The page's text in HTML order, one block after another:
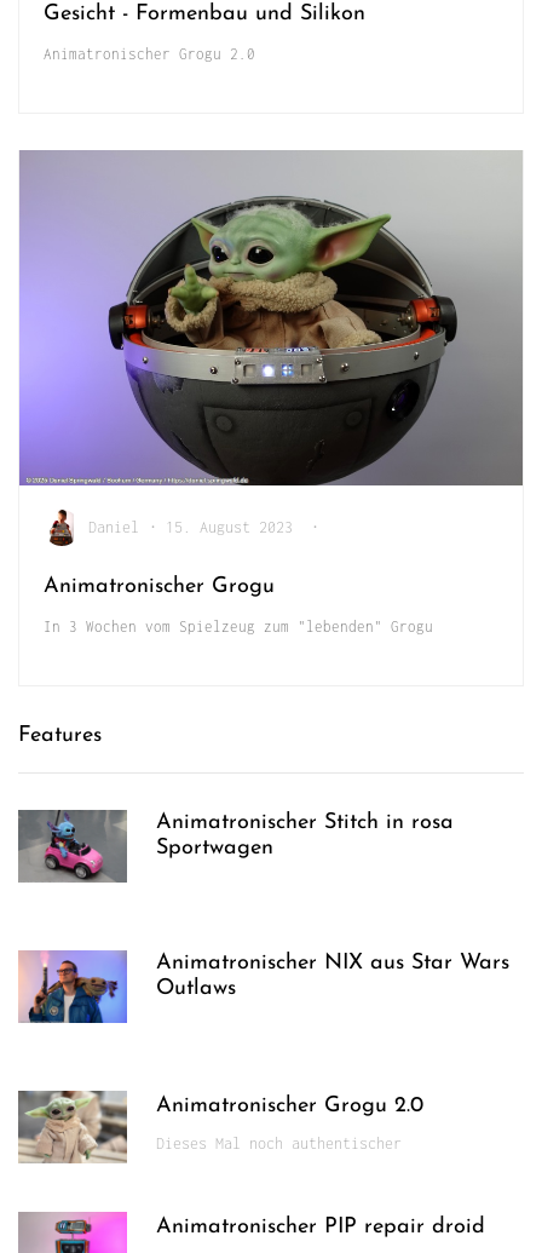
Gesicht - Formenbau und Silikon
Animatronischer Grogu 2.0
Daniel • 15. August 2023 •
Animatronischer Grogu
In 3 Wochen vom Spielzeug zum "lebenden" Grogu
Features
Animatronischer Stitch in rosa
Sportwagen
Animatronischer NIX aus Star Wars
Outlaws
Animatronischer Grogu 2.0
Dieses Mal noch authentischer
Animatronischer PIP repair droid